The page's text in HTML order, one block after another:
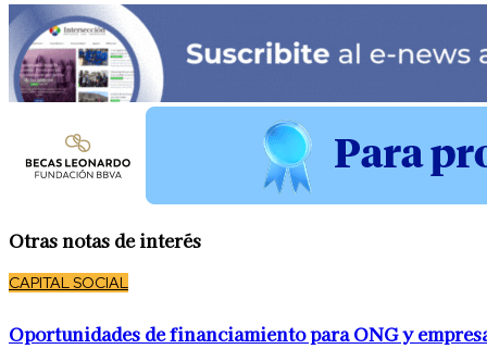
Otras notas de interés
CAPITAL SOCIAL
Oportunidades de financiamiento para ONG y